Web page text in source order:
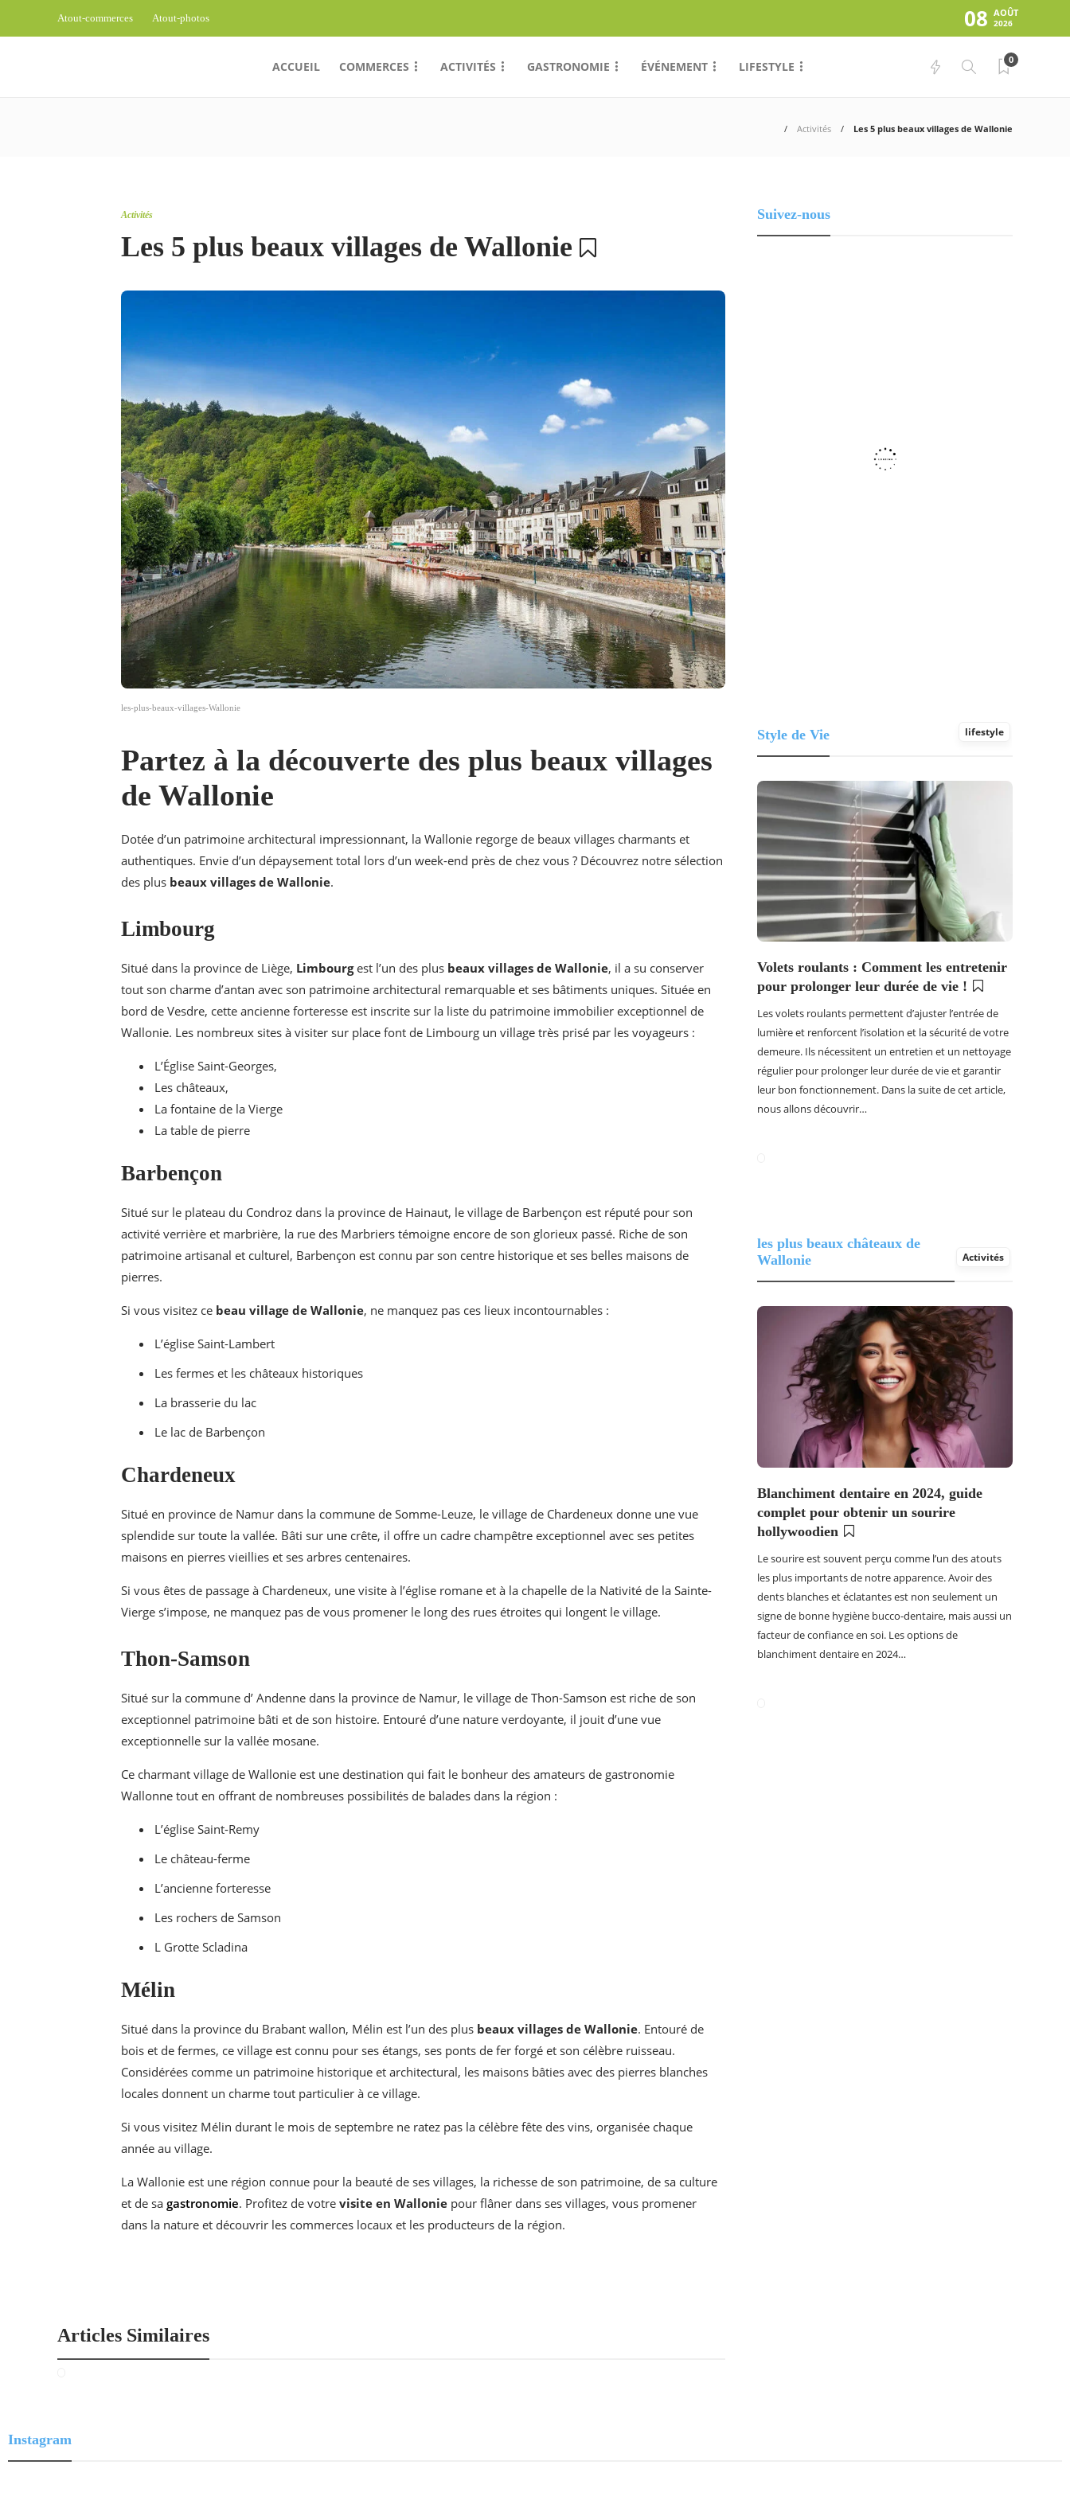
Atout-commerces Atout-photos 08 AOÛT
2026
ACCUEIL COMMERCES ACTIVITÉS GASTRONOMIE ÉVÉNEMENT LIFESTYLE 0
Activités Les 5 plus beaux villages de Wallonie
Activités
Les 5 plus beaux villages de Wallonie
les-plus-beaux-villages-Wallonie
Partez à la découverte des plus beaux villages
de Wallonie
Dotée d’un patrimoine architectural impressionnant, la Wallonie regorge de beaux villages charmants et
authentiques. Envie d’un dépaysement total lors d’un week-end près de chez vous ? Découvrez notre sélection
des plus beaux villages de Wallonie.
Limbourg
Situé dans la province de Liège, Limbourgest l’un des plus beaux villages de Wallonie, il a su conserver
tout son charme d’antan avec son patrimoine architectural remarquable et ses bâtiments uniques. Située en
bord de Vesdre, cette ancienne forteresse est inscrite sur la liste du patrimoine immobilier exceptionnel de
Wallonie. Les nombreux sites à visiter sur place font de Limbourg un village très prisé par les voyageurs :
L’Église Saint-Georges,
Les châteaux,
La fontaine de la Vierge
La table de pierre
Barbençon
Situé sur le plateau du Condroz dans la province de Hainaut, le village de Barbençon est réputé pour son
activité verrière et marbrière, la rue des Marbriers témoigne encore de son glorieux passé. Riche de son
patrimoine artisanal et culturel, Barbençon est connu par son centre historique et ses belles maisons de
pierres.
Si vous visitez ce beau village de Wallonie, ne manquez pas ces lieux incontournables :
L’église Saint-Lambert
Les fermes et les châteaux historiques
La brasserie du lac
Le lac de Barbençon
Chardeneux
Situé en province de Namur dans la commune de Somme-Leuze, le village de Chardeneux donne une vue
splendide sur toute la vallée. Bâti sur une crête, il offre un cadre champêtre exceptionnel avec ses petites
maisons en pierres vieillies et ses arbres centenaires.
Si vous êtes de passage à Chardeneux, une visite à l’église romane et à la chapelle de la Nativité de la Sainte-
Vierge s’impose, ne manquez pas de vous promener le long des rues étroites qui longent le village.
Thon-Samson
Situé sur la commune d’ Andenne dans la province de Namur, le village de Thon-Samson est riche de son
exceptionnel patrimoine bâti et de son histoire. Entouré d’une nature verdoyante, il jouit d’une vue
exceptionnelle sur la vallée mosane.
Ce charmant village de Wallonie est une destination qui fait le bonheur des amateurs de gastronomie
Wallonne tout en offrant de nombreuses possibilités de balades dans la région :
L’église Saint-Remy
Le château-ferme
L’ancienne forteresse
Les rochers de Samson
L Grotte Scladina
Mélin
Situé dans la province du Brabant wallon, Mélin est l’un des plus beaux villages de Wallonie. Entouré de
bois et de fermes, ce village est connu pour ses étangs, ses ponts de fer forgé et son célèbre ruisseau.
Considérées comme un patrimoine historique et architectural, les maisons bâties avec des pierres blanches
locales donnent un charme tout particulier à ce village.
Si vous visitez Mélin durant le mois de septembre ne ratez pas la célèbre fête des vins, organisée chaque
année au village.
La Wallonie est une région connue pour la beauté de ses villages, la richesse de son patrimoine, de sa culture
et de sa gastronomie. Profitez de votre visite en Wallonie pour flâner dans ses villages, vous promener
dans la nature et découvrir les commerces locaux et les producteurs de la région.
Articles Similaires
Suivez-nous
Style de Vie lifestyle
Volets roulants : Comment les entretenir
pour prolonger leur durée de vie !
Les volets roulants permettent d’ajuster l’entrée de
lumière et renforcent l’isolation et la sécurité de votre
demeure. Ils nécessitent un entretien et un nettoyage
régulier pour prolonger leur durée de vie et garantir
leur bon fonctionnement. Dans la suite de cet article,
nous allons découvrir…
les plus beaux châteaux de
Wallonie
Activités
Blanchiment dentaire en 2024, guide
complet pour obtenir un sourire
hollywoodien
Le sourire est souvent perçu comme l’un des atouts
les plus importants de notre apparence. Avoir des
dents blanches et éclatantes est non seulement un
signe de bonne hygiène bucco-dentaire, mais aussi un
facteur de confiance en soi. Les options de
blanchiment dentaire en 2024…
Instagram